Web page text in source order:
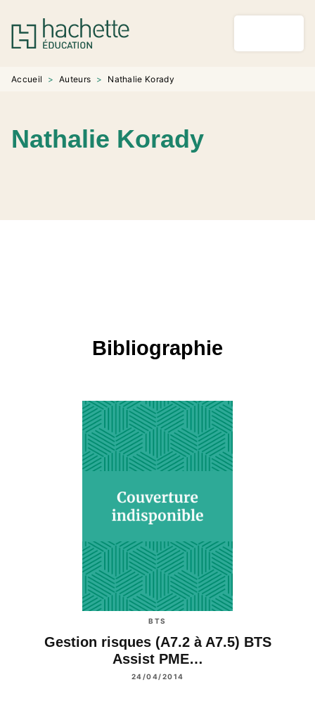
MENU RECHERCHE
PIED DE PAGE
Accueil > Auteurs > Nathalie Korady
Nathalie Korady
Bibliographie
BTS
Gestion risques (A7.2 à A7.5) BTS
Assist PME…
24/04/2014